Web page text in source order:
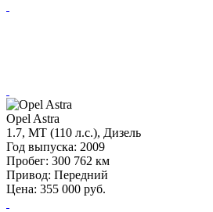
Opel Astra
1.7, MT (110 л.с.), Дизель
Год выпуска: 2009
Пробег: 300 762 км
Привод: Передний
Цена: 355 000 руб.